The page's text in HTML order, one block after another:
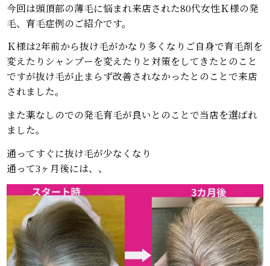
今回は頭頂部の薄毛に悩まれ来店された80代女性Ｋ様の発
毛、育毛症例のご紹介です。
Ｋ様は2年前から抜け毛がかなり多くなりご自身で育毛剤を
変えたりシャンプーを変えたりと対策をしてきたとのこと
ですが抜け毛が止まらず改善されなかったとのことで来店
されました。
また薬なしのでの発毛育毛が良いとのことで当店を選ばれ
ました。
通ってすぐに抜け毛が少なくなり
通って3ヶ月後には、、